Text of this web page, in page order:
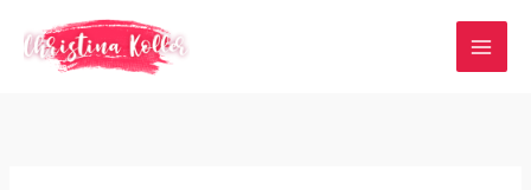
contenido